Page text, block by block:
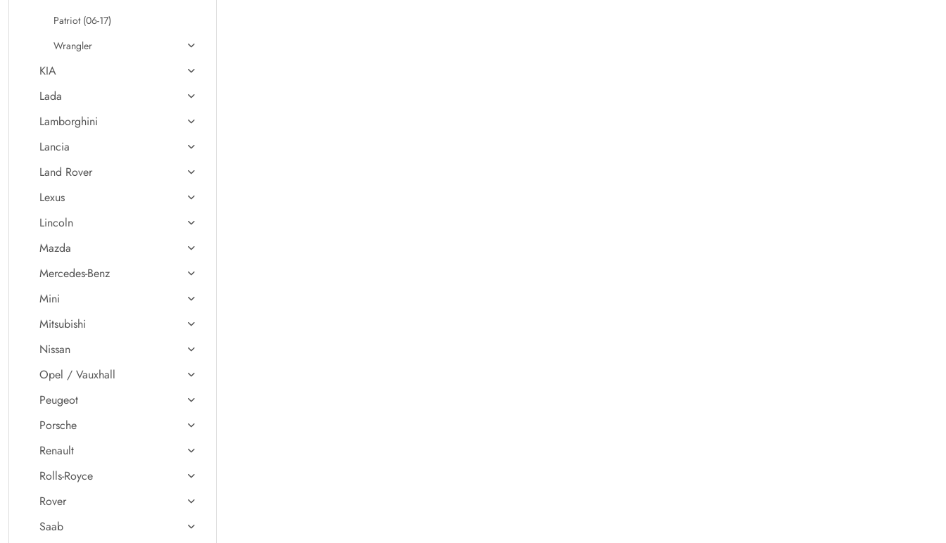
Patriot (06-17)
Wrangler
KIA
Lada
Lamborghini
Lancia
Land Rover
Lexus
Lincoln
Mazda
Mercedes-Benz
Mini
Mitsubishi
Nissan
Opel / Vauxhall
Peugeot
Porsche
Renault
Rolls-Royce
Rover
Saab